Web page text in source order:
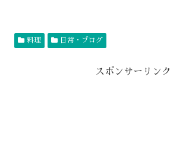
料理 日常・ブログ
スポンサーリンク